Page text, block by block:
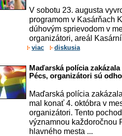
V sobotu 23. augusta
programom v Kasárňach
dúhovým sprievodom v
organizátori, areál
viac diskusia
Maďarská polícia
Pécs, organizátori sú
Maďarská polícia
mal konať 4. októbra v
organizátori. Tento
významnou každoročnou
hlavného mesta ...